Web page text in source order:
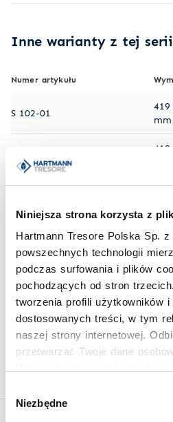
Niniejsza strona korzysta z
Hartmann Tresore Polska Sp.
powszechnych technologii
podczas surfowania i plików
pochodzących od stron
tworzenia profili użytkowników i
dostosowanych treści, w tym
naszej strony internetowej.
przetwarzać Twoje dane
zgody
Niezbędne
Inne warianty z tej serii
Numer artykułu
S 102-01
mm
S 102-04
500
S 102-05
mm
Rozwiń pozostałe warianty
Na życzenie możemy